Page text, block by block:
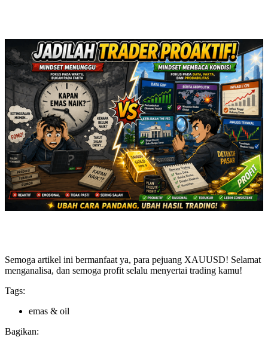
Semoga artikel ini bermanfaat ya, para pejuang XAUUSD! Selamat
menganalisa, dan semoga profit selalu menyertai trading kamu!
Tags:
emas & oil
Bagikan: